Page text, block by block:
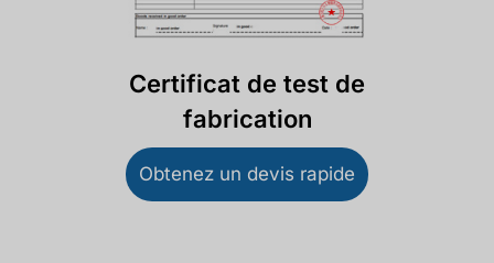
Certificat de test de
fabrication
Obtenez un devis rapide